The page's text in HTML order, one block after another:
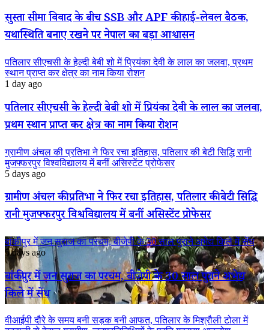
सुस्ता सीमा विवाद के बीच SSB और APF की हाई-लेवल बैठक,
यथास्थिति बनाए रखने पर नेपाल का बड़ा आश्वासन
पतिलार सीएचसी के हेल्दी बेबी शो में प्रियंका देवी के लाल का जलवा, प्रथम
स्थान प्राप्त कर क्षेत्र का नाम किया रोशन
1 day ago
पतिलार सीएचसी के हेल्दी बेबी शो में प्रियंका देवी के लाल का जलवा,
प्रथम स्थान प्राप्त कर क्षेत्र का नाम किया रोशन
ग्रामीण अंचल की प्रतिभा ने फिर रचा इतिहास, पतिलार की बेटी सिद्धि रानी
मुजफ्फरपुर विश्वविद्यालय में बनीं असिस्टेंट प्रोफेसर
5 days ago
ग्रामीण अंचल की प्रतिभा ने फिर रचा इतिहास, पतिलार की बेटी सिद्धि
रानी मुजफ्फरपुर विश्वविद्यालय में बनीं असिस्टेंट प्रोफेसर
बांकीपुर में जन सुराज का परचम, बीजेपी के 30 साल पुराने अभेद्य किले में सेंध
5 days ago
बांकीपुर में जन सुराज का परचम, बीजेपी के 30 साल पुराने अभेद्य
किले में सेंध
वीआईपी दौरे के समय बनी सड़क बनी आफत, पतिलार के मिश्रौली टोला में